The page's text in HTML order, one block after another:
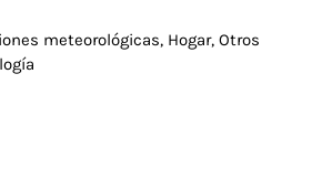
meteorológicas, Hogar, Otros